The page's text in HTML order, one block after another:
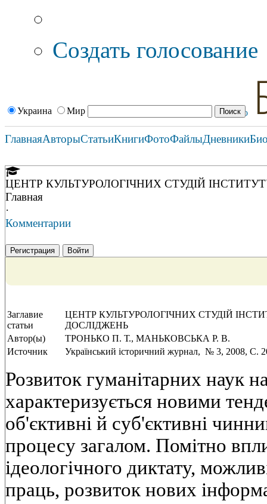
Создать голосование
Украина Мир
ГлавнаяАвторыСтатьиКнигиФотоФайлыДневники
ЦЕНТР КУЛЬТУРОЛОГІЧНИХ СТУДІЙ
Главная
·
Комментарии
Регистрация Войти
Заглавие
статьи
ЦЕНТР КУЛЬТУРОЛОГІЧНИХ СТУДІЙ
ДОСЛІДЖЕНЬ
Автор(ы)
ТРОНЬКО П. Т., МАНЬКОВСЬКА Р. В.
Источник
Український історичний журнал, № 3, 2008, C.
Розвиток гуманітарних наук
характеризується новими
об'єктивні й суб'єктивні
процесу загалом. Помітно
ідеологічного диктату,
праць, розвиток нових